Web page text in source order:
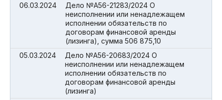
06.03.2024
Дело №А56-21283/2024 О
неисполнении или ненадлежащем
исполнении обязательств по
договорам финансовой аренды
(лизинга), сумма 506 875,10
05.03.2024
Дело №А56-20683/2024 О
неисполнении или ненадлежащем
исполнении обязательств по
договорам финансовой аренды
(лизинга)